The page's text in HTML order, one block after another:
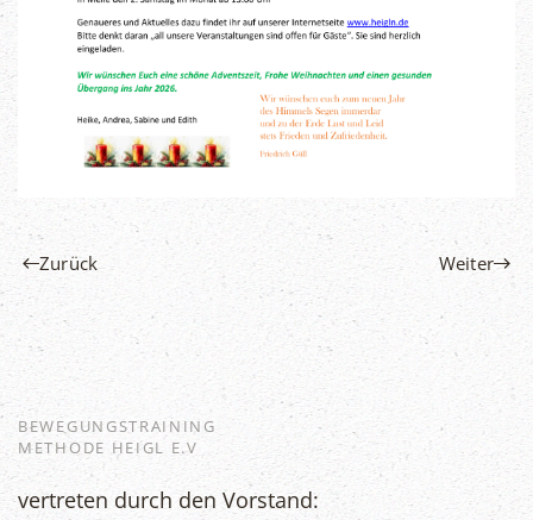
Zurück Weiter
BEWEGUNGSTRAINING
METHODE HEIGL E.V
vertreten durch den Vorstand: